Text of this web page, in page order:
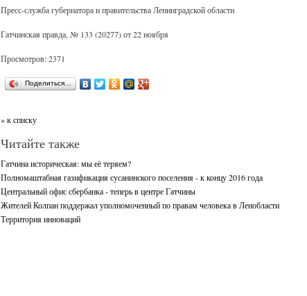
Пресс-служба губернатора и правительства Ленинградской области
Гатчинская правда, № 133 (20277) от 22 ноября
Просмотров: 2371
Поделиться…
» к списку
Читайте также
Гатчина историческая: мы её теряем?
Полномаштабная газификация сусанинского поселения - к концу 2016 года
Центральный офис сбербанка - теперь в центре Гатчины
Жителей Колпан поддержал уполномоченный по правам человека в Ленобласти
Территория инноваций